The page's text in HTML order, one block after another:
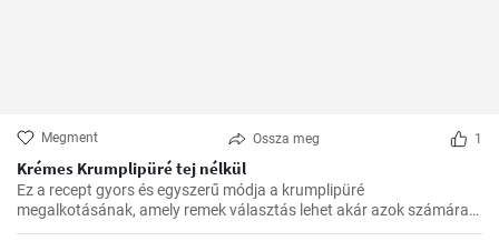
Megment Ossza meg 1
Krémes Krumplipüré tej nélkül
Ez a recept gyors és egyszerű módja a krumplipüré
megalkotásának, amely remek választás lehet akár azok számára
is, akik tejmentes étrendet követnek. Egyszerű, de lenyűgöző, és az